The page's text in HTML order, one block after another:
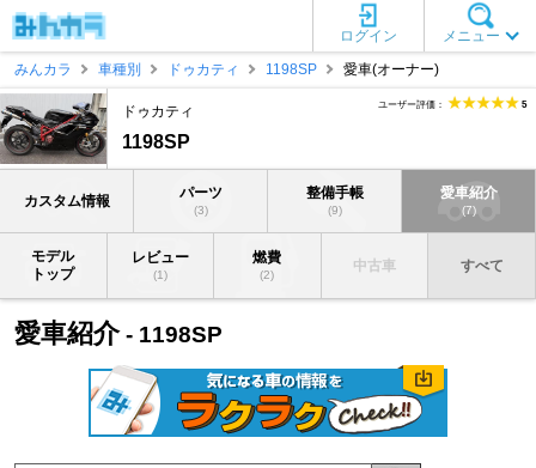
メニュー
ログイン
みんカラ
車種別 ドゥカティ 1198SP 愛車(オーナー)
ドゥカティ
1198SP
ユーザー評価： 5
カスタム情報 パーツ
(3)
整備手帳
(9)
愛車紹介
(7)
モデル
トップ
レビュー
(1)
燃費
(2)
中古車 すべて
愛車紹介- 1198SP